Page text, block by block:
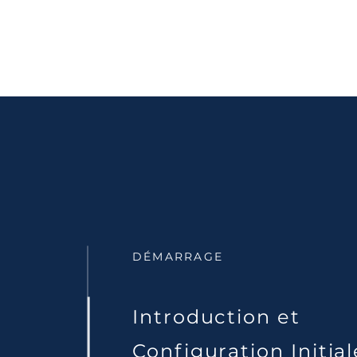
DÉMARRAGE
Introduction et
Configuration